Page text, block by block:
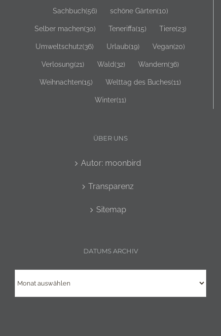
Sachbuch(56) schöne Gärten(10)
Selber machen(30) Teneriffa(15) Tiere(23)
Umweltschutz(36) Urlaub(19) Vegan(20)
Verlosung(21) Wald(32) Wandern(36)
Weihnachten(15) Welttag des Buches(11)
Winter(11)
ÜBER UNS
Autor: moonbird
Transparenz
Sitemap
DATUMS ARCHIV
Datums
Archiv